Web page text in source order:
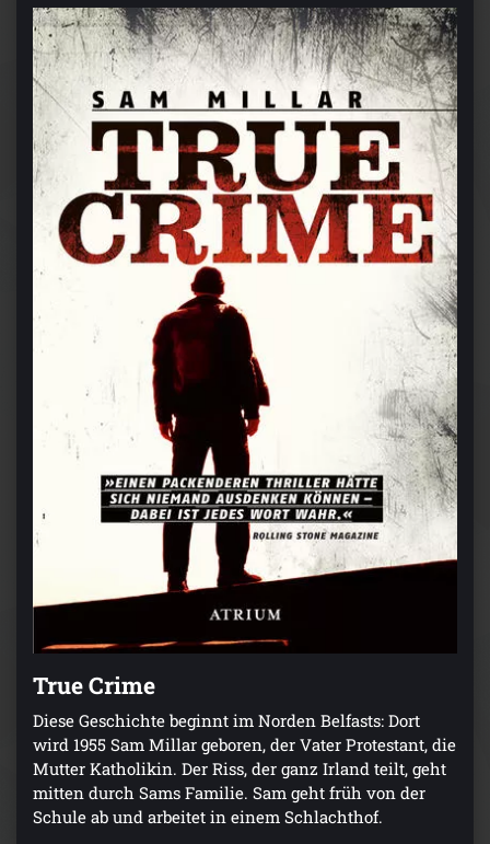
True Crime
Diese Geschichte beginnt im Norden Belfasts: Dort
wird 1955 Sam Millar geboren, der Vater Protestant, die
Mutter Katholikin. Der Riss, der ganz Irland teilt, geht
mitten durch Sams Familie. Sam geht früh von der
Schule ab und arbeitet in einem Schlachthof.